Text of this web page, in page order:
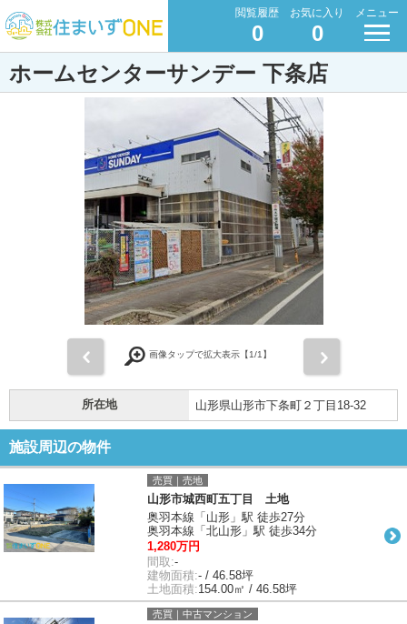
閲覧履歴
0
お気に入り
0
メニュー
ホームセンターサンデー 下条店
画像タップで拡大表示【1/1】
所在地 山形県山形市下条町２丁目18-32
施設周辺の物件
売買｜売地
山形市城西町五丁目 土地
奥羽本線「山形」駅 徒歩27分
奥羽本線「北山形」駅 徒歩34分
1,280万円
間取:-
建物面積:- / 46.58坪
土地面積:154.00㎡ / 46.58坪
売買｜中古マンション